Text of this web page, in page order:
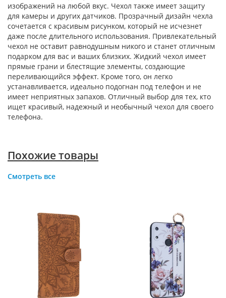
изображений на любой вкус. Чехол также имеет защиту
для камеры и других датчиков. Прозрачный дизайн чехла
сочетается с красивым рисунком, который не исчезнет
даже после длительного использования. Привлекательный
чехол не оставит равнодушным никого и станет отличным
подарком для вас и ваших близких. Жидкий чехол имеет
прямые грани и блестящие элементы, создающие
переливающийся эффект. Кроме того, он легко
устанавливается, идеально подогнан под телефон и не
имеет неприятных запахов. Отличный выбор для тех, кто
ищет красивый, надежный и необычный чехол для своего
телефона.
Похожие товары
Смотреть все